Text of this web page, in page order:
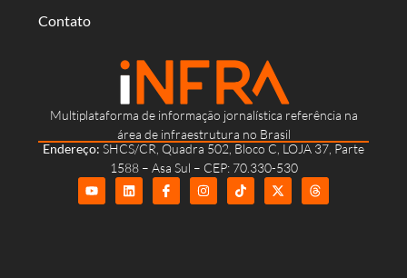
Multiplataforma de informação jornalística referência na
área de infraestrutura no Brasil
Endereço: SHCS/CR, Quadra 502, Bloco C, LOJA 37, Parte
1588 – Asa Sul – CEP: 70.330-530
Contato